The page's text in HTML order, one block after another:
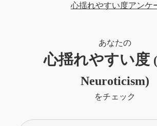
心揺れやすい度アンケ
あなたの
心揺れやすい度
Neuroticism)
をチェック